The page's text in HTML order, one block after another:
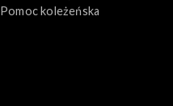
Pomoc koleżeńska